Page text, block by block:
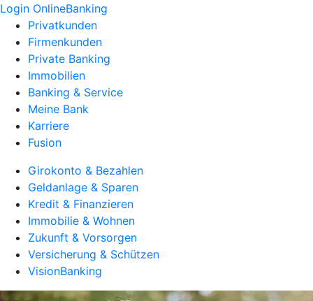
Login OnlineBanking
Privatkunden
Firmenkunden
Private Banking
Immobilien
Banking & Service
Meine Bank
Karriere
Fusion
Girokonto & Bezahlen
Geldanlage & Sparen
Kredit & Finanzieren
Immobilie & Wohnen
Zukunft & Vorsorgen
Versicherung & Schützen
VisionBanking